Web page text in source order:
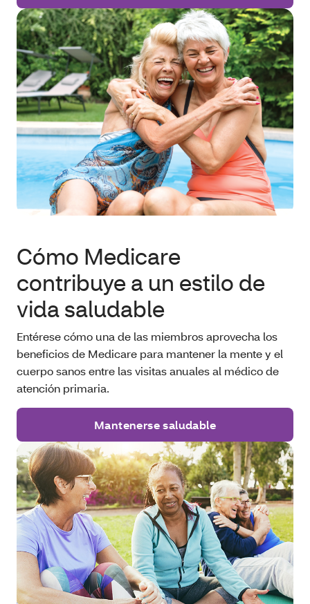
Cómo Medicare
contribuye a un estilo de
vida saludable
Entérese cómo una de las miembros aprovecha los
beneficios de Medicare para mantener la mente y el
cuerpo sanos entre las visitas anuales al médico de
atención primaria.
Mantenerse saludable